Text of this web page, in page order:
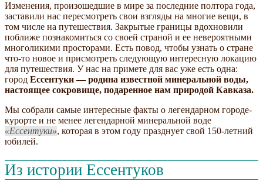
Изменения, произошедшие в мире за последние полтора года,
заставили нас пересмотреть свои взгляды на многие вещи, в
том числе на путешествия. Закрытые границы вдохновили
поближе познакомиться со своей страной и ее невероятными
многоликими просторами. Есть повод, чтобы узнать о стране
что-то новое и присмотреть следующую интересную локацию
для путешествия. У нас на примете для вас уже есть одна:
город Ессентуки — родина известной минеральной воды,
настоящее сокровище, подаренное нам природой Кавказа.
Мы собрали самые интересные факты о легендарном городе-
курорте и не менее легендарной минеральной воде
Ессентуки , которая в этом году празднует свой 150-летний
юбилей.
Из истории Ессентуков